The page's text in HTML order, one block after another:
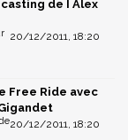
de I Alex
20/12/2011, 18:20
Free Ride avec
20/12/2011, 18:20